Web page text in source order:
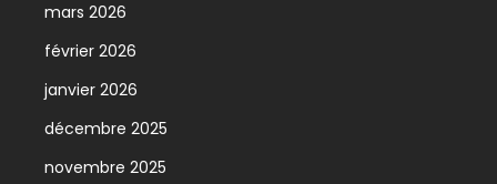
mars 2026
février 2026
janvier 2026
décembre 2025
novembre 2025